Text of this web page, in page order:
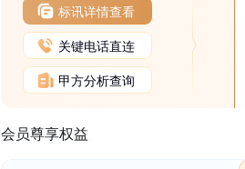
标讯详情查看
关键电话直连
甲方分析查询
会员尊享权益